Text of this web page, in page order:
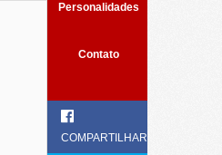
Personalidades
Contato
COMPARTILHAR